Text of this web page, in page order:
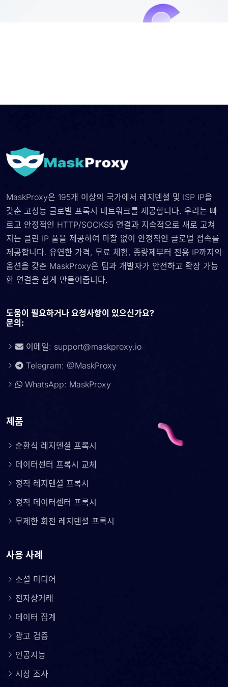
MaskProxy은 195개 이상의 국가에서 레지덴셜 및 ISP IP을
갖춘 고성능 글로벌 프록시 네트워크를 제공합니다. 우리는 빠
르고 안정적인 HTTP/SOCKS5 연결과 지속적으로 새로 고쳐
지는 클린 IP 풀을 제공하여 마찰 없이 안정적인 글로벌 접속를
제공합니다. 유연한 가격, 무료 체험, 종량제부터 전용 IP까지의
옵션을 갖춘 MaskProxy은 팀과 개발자가 안전하고 확장 가능
한 연결을 쉽게 만들어줍니다.
도움이 필요하거나 요청사항이 있으신가요?
문의:
이메일: support@maskproxy.io
Telegram: @MaskProxy
WhatsApp: MaskProxy
제품
순환식 레지덴셜 프록시
데이터센터 프록시 교체
정적 레지덴셜 프록시
정적 데이터센터 프록시
무제한 회전 레지덴셜 프록시
사용 사례
소셜 미디어
전자상거래
데이터 집계
광고 검증
인공지능
시장 조사